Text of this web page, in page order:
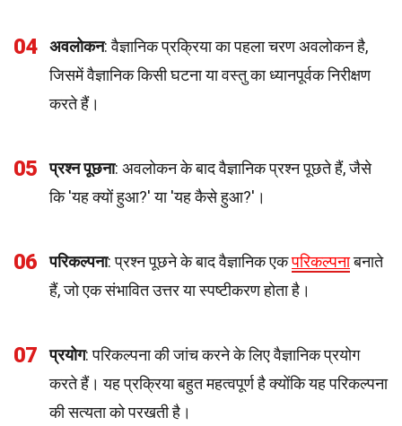
04 अवलोकन: वैज्ञानिक प्रक्रिया का पहला चरण अवलोकन है,
जिसमें वैज्ञानिक किसी घटना या वस्तु का ध्यानपूर्वक निरीक्षण
करते हैं।
05 प्रश्न पूछना: अवलोकन के बाद वैज्ञानिक प्रश्न पूछते हैं, जैसे
कि 'यह क्यों हुआ?' या 'यह कैसे हुआ?'।
06 परिकल्पना: प्रश्न पूछने के बाद वैज्ञानिक एकपरिकल्पनाबनाते
हैं, जो एक संभावित उत्तर या स्पष्टीकरण होता है।
07 प्रयोग: परिकल्पना की जांच करने के लिए वैज्ञानिक प्रयोग
करते हैं। यह प्रक्रिया बहुत महत्वपूर्ण है क्योंकि यह परिकल्पना
की सत्यता को परखती है।